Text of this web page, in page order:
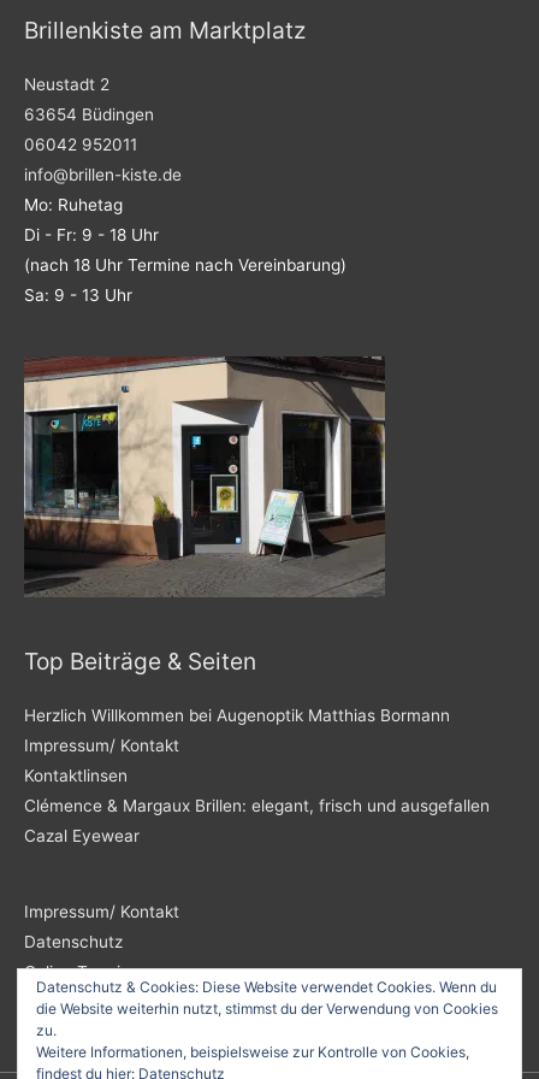
Brillenkiste am Marktplatz
Neustadt 2
63654 Büdingen
06042 952011
info@brillen-kiste.de
Mo: Ruhetag
Di - Fr: 9 - 18 Uhr
(nach 18 Uhr Termine nach Vereinbarung)
Sa: 9 - 13 Uhr
Top Beiträge & Seiten
Herzlich Willkommen bei Augenoptik Matthias Bormann
Impressum/ Kontakt
Kontaktlinsen
Clémence & Margaux Brillen: elegant, frisch und ausgefallen
Cazal Eyewear
Impressum/ Kontakt
Datenschutz
Online Termin
Datenschutz & Cookies: Diese Website verwendet Cookies. Wenn du
die Website weiterhin nutzt, stimmst du der Verwendung von Cookies
zu.
Weitere Informationen, beispielsweise zur Kontrolle von Cookies,
findest du hier: Datenschutz